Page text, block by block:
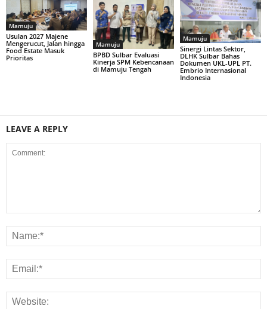
Mamuju
Usulan 2027 Majene
Mengerucut, Jalan hingga
Food Estate Masuk
Prioritas
Mamuju
BPBD Sulbar Evaluasi
Kinerja SPM Kebencanaan
di Mamuju Tengah
Mamuju
Sinergi Lintas Sektor,
DLHK Sulbar Bahas
Dokumen UKL-UPL PT.
Embrio Internasional
Indonesia
LEAVE A REPLY